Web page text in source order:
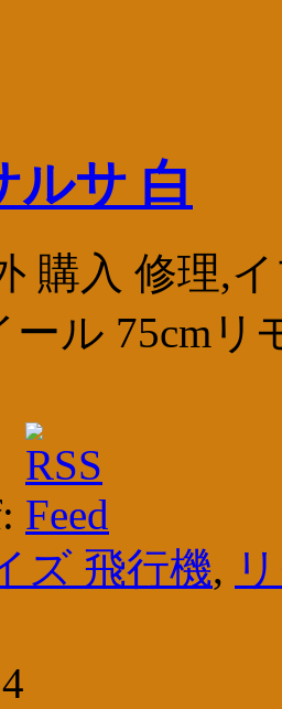
ルサ 白
購入 修理,
ール 75cmリ
ズ 飛行機,